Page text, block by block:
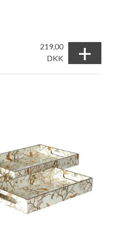
219,00
DKK
+